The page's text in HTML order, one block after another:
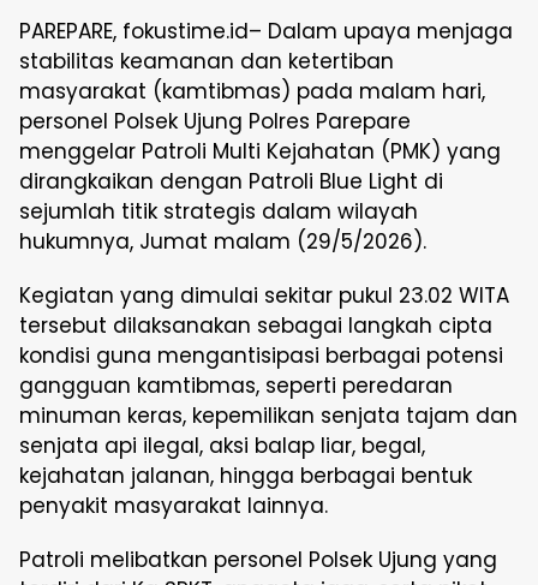
PAREPARE, fokustime.id– Dalam upaya menjaga
stabilitas keamanan dan ketertiban
masyarakat (kamtibmas) pada malam hari,
personel Polsek Ujung Polres Parepare
menggelar Patroli Multi Kejahatan (PMK) yang
dirangkaikan dengan Patroli Blue Light di
sejumlah titik strategis dalam wilayah
hukumnya, Jumat malam (29/5/2026).
Kegiatan yang dimulai sekitar pukul 23.02 WITA
tersebut dilaksanakan sebagai langkah cipta
kondisi guna mengantisipasi berbagai potensi
gangguan kamtibmas, seperti peredaran
minuman keras, kepemilikan senjata tajam dan
senjata api ilegal, aksi balap liar, begal,
kejahatan jalanan, hingga berbagai bentuk
penyakit masyarakat lainnya.
Patroli melibatkan personel Polsek Ujung yang